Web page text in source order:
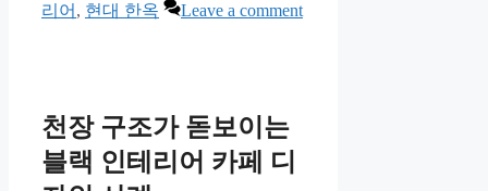
리어 , 현대 한옥 Leave a comment
천장 구조가 돋보이는
블랙 인테리어 카페 디